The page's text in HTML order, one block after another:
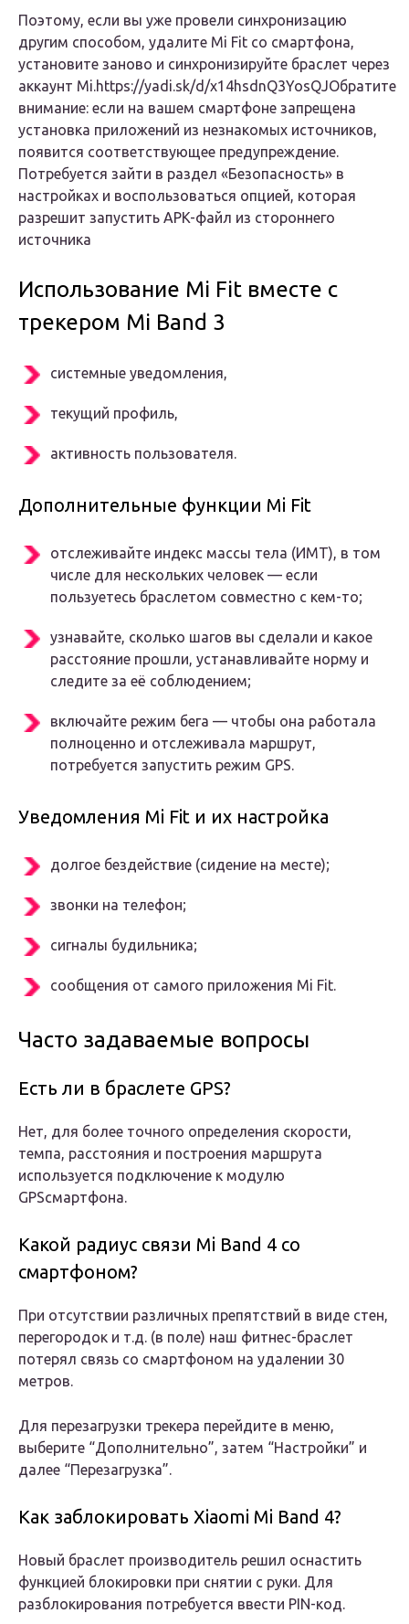
Поэтому, если вы уже провели синхронизацию
другим способом, удалите Mi Fit со смартфона,
установите заново и синхронизируйте браслет через
аккаунт Mi.https://yadi.sk/d/x14hsdnQ3YosQJОбратите
внимание: если на вашем смартфоне запрещена
установка приложений из незнакомых источников,
появится соответствующее предупреждение.
Потребуется зайти в раздел «Безопасность» в
настройках и воспользоваться опцией, которая
разрешит запустить APK-файл из стороннего
источника
Использование Mi Fit вместе с
трекером Mi Band 3
системные уведомления,
текущий профиль,
активность пользователя.
Дополнительные функции Mi Fit
отслеживайте индекс массы тела (ИМТ), в том
числе для нескольких человек — если
пользуетесь браслетом совместно с кем-то;
узнавайте, сколько шагов вы сделали и какое
расстояние прошли, устанавливайте норму и
следите за её соблюдением;
включайте режим бега — чтобы она работала
полноценно и отслеживала маршрут,
потребуется запустить режим GPS.
Уведомления Mi Fit и их настройка
долгое бездействие (сидение на месте);
звонки на телефон;
сигналы будильника;
сообщения от самого приложения Mi Fit.
Часто задаваемые вопросы
Есть ли в браслете GPS?
Нет, для более точного определения скорости,
темпа, расстояния и построения маршрута
используется подключение к модулю
GPSсмартфона.
Какой радиус связи Mi Band 4 со
смартфоном?
При отсутствии различных препятствий в виде стен,
перегородок и т.д. (в поле) наш фитнес-браслет
потерял связь со смартфоном на удалении 30
метров.
Для перезагрузки трекера перейдите в меню,
выберите “Дополнительно”, затем “Настройки” и
далее “Перезагрузка”.
Как заблокировать Xiaomi Mi Band 4?
Новый браслет производитель решил оснастить
функцией блокировки при снятии с руки. Для
разблокирования потребуется ввести PIN-код.